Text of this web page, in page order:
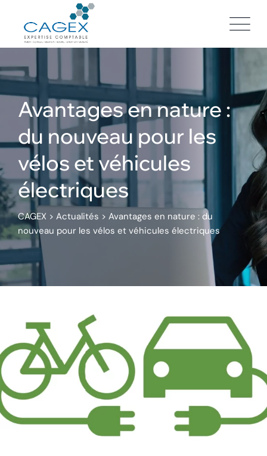
content
Avantages en nature :
du nouveau pour les
vélos et véhicules
électriques
CAGEX > Actualités > Avantages en nature : du
nouveau pour les vélos et véhicules électriques